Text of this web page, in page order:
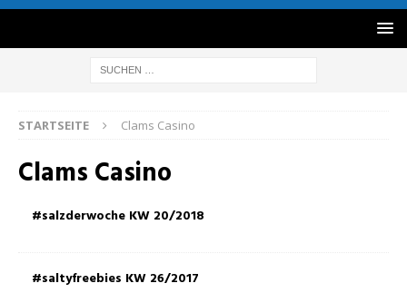
STARTSEITE Clams Casino
Clams Casino
#salzderwoche KW 20/2018
#saltyfreebies KW 26/2017